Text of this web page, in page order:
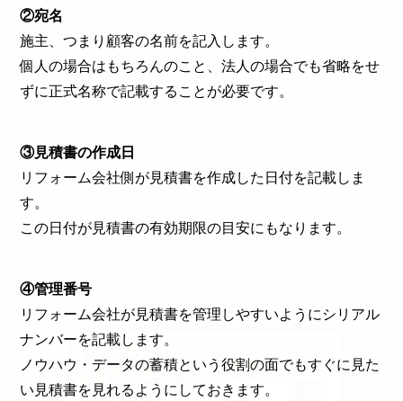
②宛名
施主、つまり顧客の名前を記入します。
個人の場合はもちろんのこと、法人の場合でも省略をせ
ずに正式名称で記載することが必要です。
③見積書の作成日
リフォーム会社側が見積書を作成した日付を記載しま
す。
この日付が見積書の有効期限の目安にもなります。
④管理番号
リフォーム会社が見積書を管理しやすいようにシリアル
ナンバーを記載します。
ノウハウ・データの蓄積という役割の面でもすぐに見た
い見積書を見れるようにしておきます。